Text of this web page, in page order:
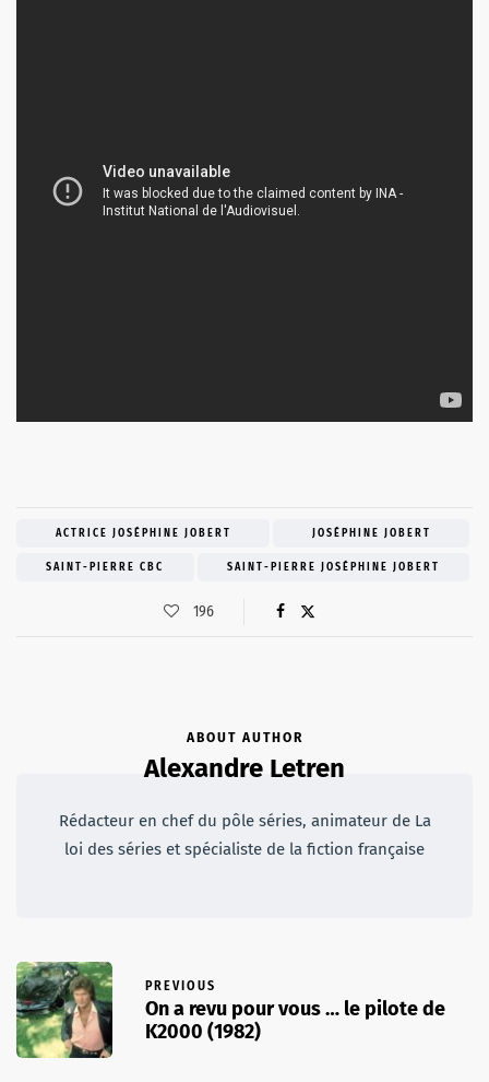
ACTRICE JOSÉPHINE JOBERT JOSÉPHINE JOBERT
SAINT-PIERRE CBC SAINT-PIERRE JOSÉPHINE JOBERT
196
ABOUT AUTHOR
Alexandre Letren
Rédacteur en chef du pôle séries, animateur de La
loi des séries et spécialiste de la fiction française
PREVIOUS
On a revu pour vous … le pilote de
K2000 (1982)